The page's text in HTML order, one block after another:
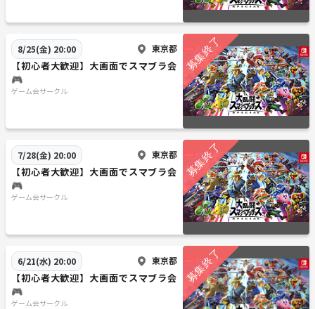
8/25(金) 20:00 東京都
【初心者大歓迎】大画面でスマブラ会
🎮
ゲーム会サークル
7/28(金) 20:00 東京都
【初心者大歓迎】大画面でスマブラ会
🎮
ゲーム会サークル
6/21(水) 20:00 東京都
【初心者大歓迎】大画面でスマブラ会
🎮
ゲーム会サークル